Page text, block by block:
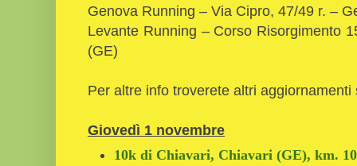
Genova Running – Via Cipro, 47/49 r. –
Levante Running – Corso Risorgimento
(GE)
Per altre info troverete altri
Giovedì 1 novembre
10k di Chiavari, Chiavari (GE), km.